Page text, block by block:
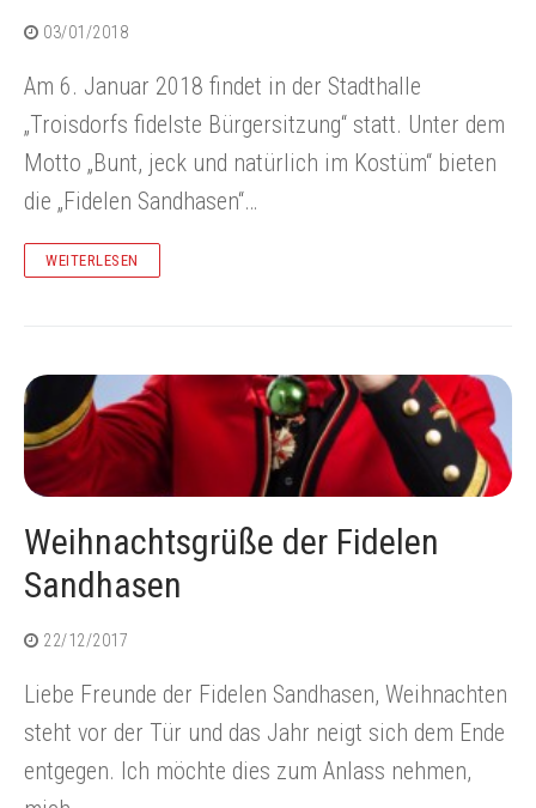
03/01/2018
Am 6. Januar 2018 findet in der Stadthalle
„Troisdorfs fidelste Bürgersitzung“ statt. Unter dem
Motto „Bunt, jeck und natürlich im Kostüm“ bieten
die „Fidelen Sandhasen“…
WEITERLESEN
Weihnachtsgrüße der Fidelen
Sandhasen
22/12/2017
Liebe Freunde der Fidelen Sandhasen, Weihnachten
steht vor der Tür und das Jahr neigt sich dem Ende
entgegen. Ich möchte dies zum Anlass nehmen,